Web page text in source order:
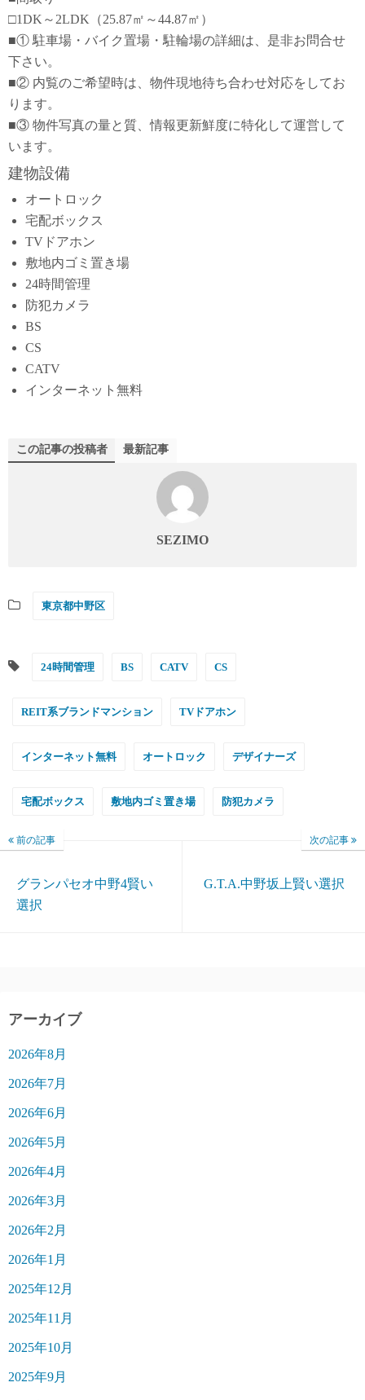
□1DK～2LDK（25.87㎡～44.87㎡）
■① 駐車場・バイク置場・駐輪場の詳細は、是非お問合せ
下さい。
■② 内覧のご希望時は、物件現地待ち合わせ対応をしてお
ります。
■③ 物件写真の量と質、情報更新鮮度に特化して運営して
います。
建物設備
オートロック
宅配ボックス
TVドアホン
敷地内ゴミ置き場
24時間管理
防犯カメラ
BS
CS
CATV
インターネット無料
この記事の投稿者 最新記事
SEZIMO
東京都中野区
24時間管理 BS CATV CS
REIT系ブランドマンション TVドアホン
インターネット無料 オートロック デザイナーズ
宅配ボックス 敷地内ゴミ置き場 防犯カメラ
前の記事
グランパセオ中野4賢い
選択
次の記事
G.T.A.中野坂上賢い選択
アーカイブ
2026年8月
2026年7月
2026年6月
2026年5月
2026年4月
2026年3月
2026年2月
2026年1月
2025年12月
2025年11月
2025年10月
2025年9月